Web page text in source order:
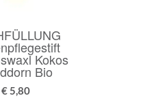
Kokos
Bio
€5,80